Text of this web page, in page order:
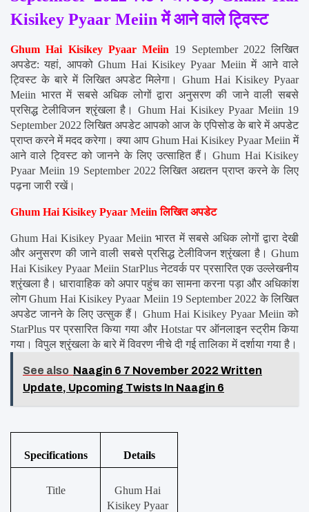
Kisikey Pyaar Meiin में आने वाले ट्विस्ट
Ghum Hai Kisikey Pyaar Meiin 19 September 2022 लिखित
अपडेट: यहां, आपको Ghum Hai Kisikey Pyaar Meiin में आने वाले
ट्विस्ट के बारे में लिखित अपडेट मिलेगा। Ghum Hai Kisikey Pyaar
Meiin भारत में सबसे अधिक लोगों द्वारा अनुसरण की जाने वाली सबसे
प्रसिद्ध टेलीविजन श्रृंखला है। Ghum Hai Kisikey Pyaar Meiin 19
September 2022 लिखित अपडेट आपको आज के एपिसोड के बारे में अपडेट
प्राप्त करने में मदद करेगा। क्या आप Ghum Hai Kisikey Pyaar Meiin में
आने वाले ट्विस्ट को जानने के लिए उत्साहित हैं। Ghum Hai Kisikey
Pyaar Meiin 19 September 2022 लिखित अद्यतन प्राप्त करने के लिए
पढ़ना जारी रखें।
Ghum Hai Kisikey Pyaar Meiin लिखित अपडेट
Ghum Hai Kisikey Pyaar Meiin भारत में सबसे अधिक लोगों द्वारा देखी
और अनुसरण की जाने वाली सबसे प्रसिद्ध टेलीविजन श्रृंखला है। Ghum
Hai Kisikey Pyaar Meiin StarPlus नेटवर्क पर प्रसारित एक उल्लेखनीय
श्रृंखला है। धारावाहिक को अपार पहुंच का सामना करना पड़ा और अधिकांश
लोग Ghum Hai Kisikey Pyaar Meiin 19 September 2022 के लिखित
अपडेट जानने के लिए उत्सुक हैं। Ghum Hai Kisikey Pyaar Meiin को
StarPlus पर प्रसारित किया गया और Hotstar पर ऑनलाइन स्ट्रीम किया
गया। विपुल श्रृंखला के बारे में विवरण नीचे दी गई तालिका में दर्शाया गया है।
See also Naagin 6 7 November 2022 Written
Update, Upcoming Twists In Naagin 6
Specifications Details
Title
Ghum Hai
Kisikey Pyaar